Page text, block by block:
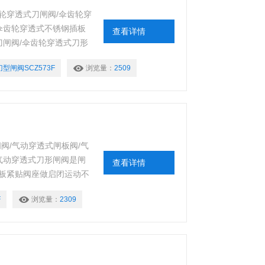
穿透式刀闸阀/伞齿轮穿
轮穿透式不锈钢插板
阀/伞齿轮穿透式刀形
不脱离。这样在工作中
型闸阀SCZ573F 浏览量： 2509
查看详情
/气动穿透式闸板阀/气
穿透式刀形闸阀是闸
紧贴阀座做启闭运动不
控制。 浏览量： 2309
查看详情